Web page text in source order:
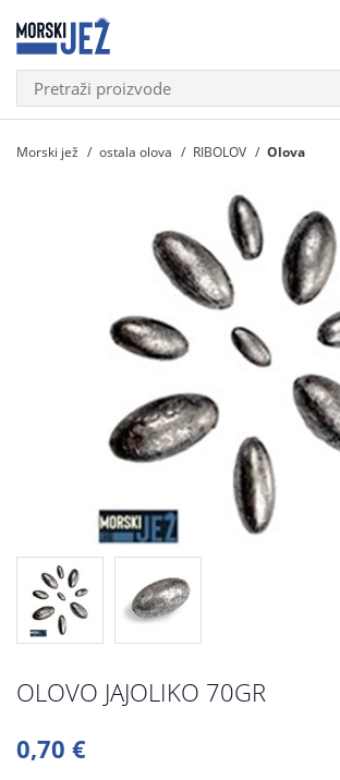
Morski jež ostala olova RIBOLOV Olova
OLOVO JAJOLIKO 70GR
0,70 €